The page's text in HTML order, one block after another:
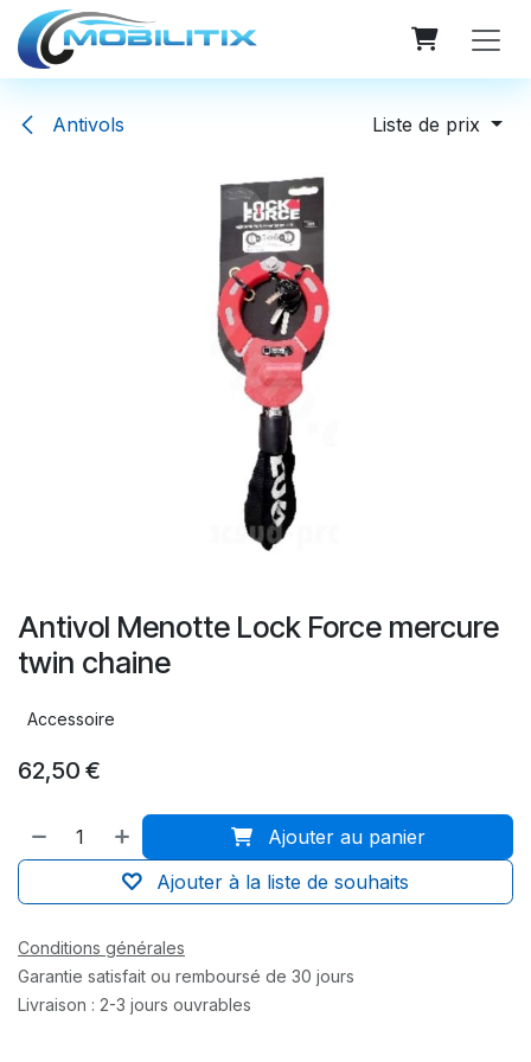
Se rendre au contenu
Antivols Liste de prix
Antivol Menotte Lock Force mercure
twin chaine
Accessoire
62,50 €
Ajouter au panier
Ajouter à la liste de souhaits
Conditions générales
Garantie satisfait ou remboursé de 30 jours
Livraison : 2-3 jours ouvrables